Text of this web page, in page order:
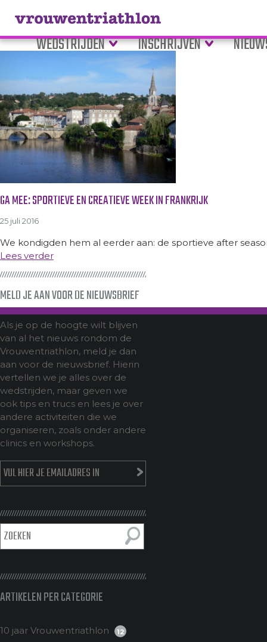
WEDSTRIJDEN INSCHRIJVEN
Tag Archive: creatief
GA MEE: SPORTIEVE EN CREATIEVE WEEK IN FRANKRIJK
25 juli 2016
We kondigden hem al eerder aan: de sportieve after
Lees verder
MELD JE AAN VOOR DE NIEUWSBRIEF
Als je op de hoogte wilt blijven
van al het nieuws rondom de
Vrouwentriathlon, meld je dan
aan voor de nieuwsbrief. Hierin
vertellen we je alles over de
wedstrijden, maar geven we
ook tips en trucs en lees je over
andere activiteiten die we
organiseren, zoals onder andere
clinics en workshops.
ARTIKELEN PER CATEGORIE
10 jaar Vrouwentriathlon 12